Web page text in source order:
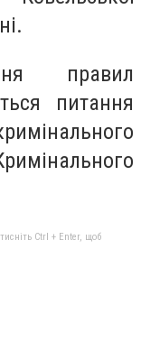
правил
питання
Ctrl + Enter, щоб